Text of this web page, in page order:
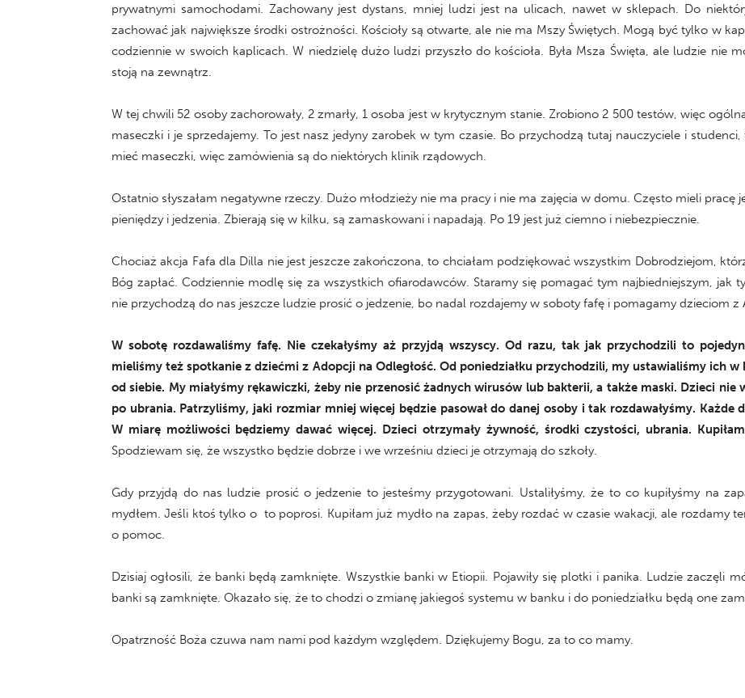
prywatnymi samochodami. Zachowany jest dystans, mniej ludzi jest na ulicach, nawet w sklepach. Do
zachować jak największe środki ostrożności. Kościoły są otwarte, ale nie ma Mszy Świętych. Mogą być tylko w
codziennie w swoich kaplicach. W niedzielę dużo ludzi przyszło do kościoła. Była Msza Święta, ale ludzie nie
stoją na zewnątrz.
W tej chwili 52 osoby zachorowały, 2 zmarły, 1 osoba jest w krytycznym stanie. Zrobiono 2 500 testów, więc
maseczki i je sprzedajemy. To jest nasz jedyny zarobek w tym czasie. Bo przychodzą tutaj nauczyciele i
mieć maseczki, więc zamówienia są do niektórych klinik rządowych.
Ostatnio słyszałam negatywne rzeczy. Dużo młodzieży nie ma pracy i nie ma zajęcia w domu. Często mieli
pieniędzy i jedzenia. Zbierają się w kilku, są zamaskowani i napadają. Po 19 jest już ciemno i niebezpiecznie.
Chociaż akcja Fafa dla Dilla nie jest jeszcze zakończona, to chciałam podziękować wszystkim Dobrodziejom,
Bóg zapłać. Codziennie modlę się za wszystkich ofiarodawców. Staramy się pomagać tym najbiedniejszym, jak
nie przychodzą do nas jeszcze ludzie prosić o jedzenie, bo nadal rozdajemy w soboty fafę i pomagamy dzieciom z
W sobotę rozdawaliśmy fafę. Nie czekałyśmy aż przyjdą wszyscy. Od razu, tak jak przychodzili to
mieliśmy też spotkanie z dziećmi z Adopcji na Odległość. Od poniedziałku przychodzili, my ustawialiśmy ich
od siebie. My miałyśmy rękawiczki, żeby nie przenosić żadnych wirusów lub bakterii, a także maski. Dzieci nie
po ubrania. Patrzyliśmy, jaki rozmiar mniej więcej będzie pasował do danej osoby i tak rozdawałyśmy.
W miarę możliwości będziemy dawać więcej. Dzieci otrzymały żywność, środki czystości, ubrania.
Spodziewam się, że wszystko będzie dobrze i we wrześniu dzieci je otrzymają do szkoły.
Gdy przyjdą do nas ludzie prosić o jedzenie to jesteśmy przygotowani. Ustaliłyśmy, że to co kupiłyśmy na
mydłem. Jeśli ktoś tylko o to poprosi. Kupiłam już mydło na zapas, żeby rozdać w czasie wakacji, ale rozdamy
o pomoc.
Dzisiaj ogłosili, że banki będą zamknięte. Wszystkie banki w Etiopii. Pojawiły się plotki i panika. Ludzie zaczęli
banki są zamknięte. Okazało się, że to chodzi o zmianę jakiegoś systemu w banku i do poniedziałku będą one
Opatrzność Boża czuwa nam nami pod każdym względem. Dziękujemy Bogu, za to co mamy.